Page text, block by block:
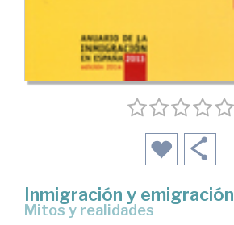
Inmigración y emigración
mitos y realidades